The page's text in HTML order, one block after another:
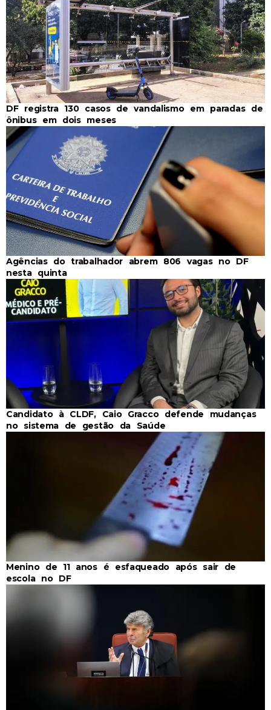
DF registra 130 casos de vandalismo em paradas de
ônibus em dois meses
Agências do trabalhador abrem 806 vagas no DF
nesta quinta
Candidato à CLDF, Caio Gracco defende mudanças
no sistema de gestão da Saúde
Menino de 11 anos é esfaqueado após sair de
escola no DF